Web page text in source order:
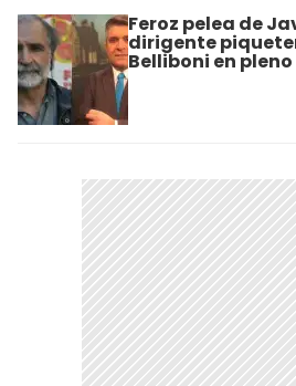
Feroz pelea de
dirigente
Belliboni en